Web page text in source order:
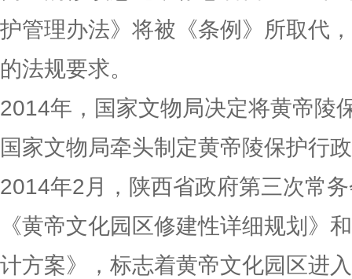
护管理办法》将被《条例》所取代
的法规要求。
2014年，国家文物局决定将黄帝陵
国家文物局牵头制定黄帝陵保护行
2014年2月，陕西省政府第三次常
《黄帝文化园区修建性详细规划》
计方案》，标志着黄帝文化园区进